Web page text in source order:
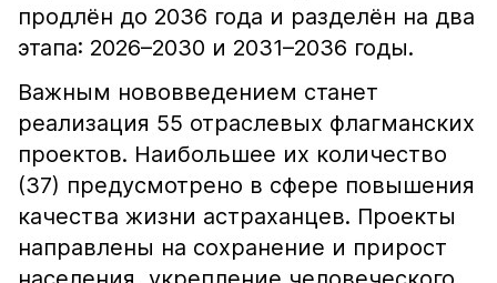
продлён до 2036 года и разделён на два
этапа: 2026–2030 и 2031–2036 годы.
Важным нововведением станет
реализация 55 отраслевых флагманских
проектов. Наибольшее их количество
(37) предусмотрено в сфере повышения
качества жизни астраханцев. Проекты
направлены на сохранение и прирост